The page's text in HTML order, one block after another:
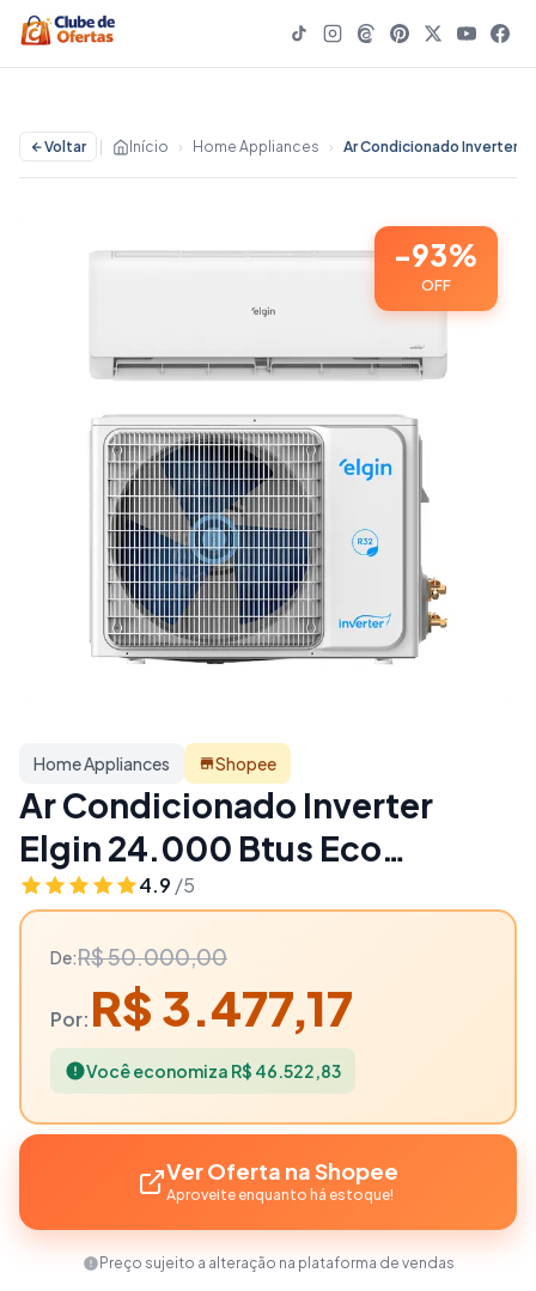
Voltar Início › Home Appliances ›
-93%
OFF
Home Appliances Shopee
Ar Condicionado Inverter
Elgin 24.000 Btus Eco
Inverter Ii Wifi Frio 220v - 93%
OFF | Home Appliances
4.9 /5
De:R$ 50.000,00
Por: R$ 3.477,17
Você economiza R$ 46.522,83
Ver Oferta na Shopee
Aproveite enquanto há estoque!
Preço sujeito a alteração na plataforma de vendas